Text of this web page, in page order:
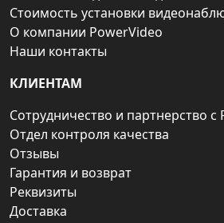
Стоимость установки
О компании PowerVideo
Наши контакты
КЛИЕНТАМ
Сотрудничество и партнерство с
Отдел контроля качества
Отзывы
Гарантия и возврат
Реквизиты
Доставка